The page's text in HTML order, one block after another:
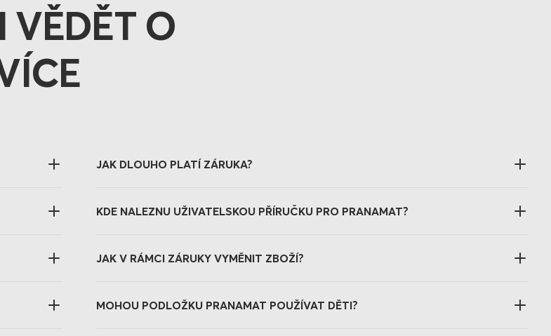
VĚDĚT O
JAK DLOUHO PLATÍ ZÁRUKA?
KDE NALEZNU UŽIVATELSKOU PŘÍRUČKU PRO PRANAMAT?
JAK V RÁMCI ZÁRUKY VYMĚNIT ZBOŽÍ?
MOHOU PODLOŽKU PRANAMAT POUŽÍVAT DĚTI?